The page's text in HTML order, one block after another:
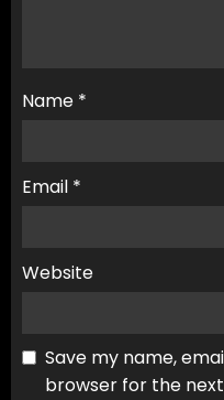
Name *
Email *
Website
Save my name,
browser for the